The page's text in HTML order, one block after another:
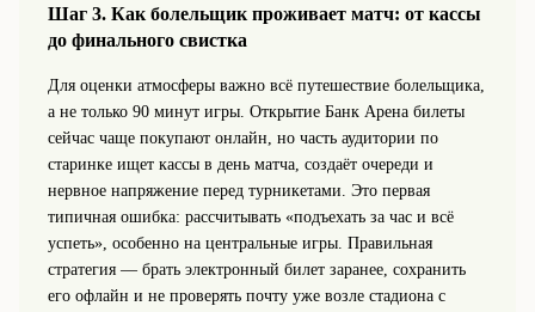
Шаг 3. Как болельщик проживает матч: от кассы
до финального свистка
Для оценки атмосферы важно всё путешествие болельщика,
а не только 90 минут игры. Открытие Банк Арена билеты
сейчас чаще покупают онлайн, но часть аудитории по
старинке ищет кассы в день матча, создаёт очереди и
нервное напряжение перед турникетами. Это первая
типичная ошибка: рассчитывать «подъехать за час и всё
успеть», особенно на центральные игры. Правильная
стратегия — брать электронный билет заранее, сохранить
его офлайн и не проверять почту уже возле стадиона с